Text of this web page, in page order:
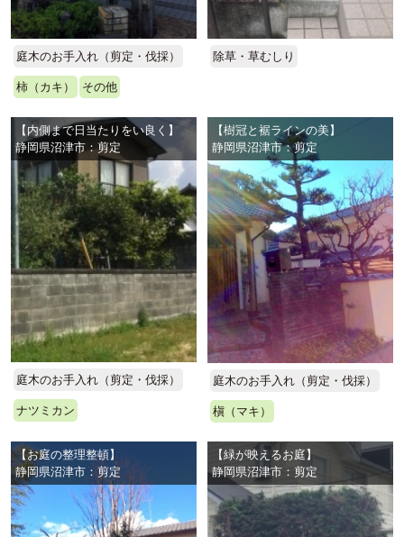
庭木のお手入れ（剪定・伐採）
柿（カキ） その他
除草・草むしり
【内側まで日当たりをい良く】
静岡県沼津市：剪定
庭木のお手入れ（剪定・伐採）
ナツミカン
【樹冠と裾ラインの美】
静岡県沼津市：剪定
庭木のお手入れ（剪定・伐採）
槇（マキ）
【お庭の整理整頓】
静岡県沼津市：剪定
【緑が映えるお庭】
静岡県沼津市：剪定